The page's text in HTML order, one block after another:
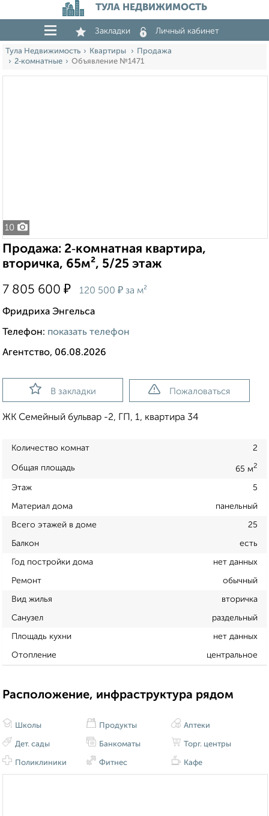
ТУЛА НЕДВИЖИМОСТЬ
Закладки Личный кабинет
Тула Недвижимость Квартиры
Продажа
2‑комнатные
Объявление №1471
10
Продажа: 2‑комнатная квартира,
вторичка, 65м², 5/25 этаж
7 805 600 ₽ 120 500 ₽ за м²
Фридриха Энгельса
Телефон: показать телефон
Агентство, 06.08.2026
В закладки Пожаловаться
ЖК Семейный бульвар -2, ГП, 1, квартира 34
Количество комнат 2
Общая площадь 65 м2
Этаж 5
Материал дома панельный
Всего этажей в доме 25
Балкон есть
Год постройки дома нет данных
Ремонт обычный
Вид жилья вторичка
Санузел раздельный
Площадь кухни нет данных
Отопление центральное
Расположение, инфраструктура рядом
Школы
Дет. сады
Поликлиники
Продукты
Банкоматы
Фитнес
Аптеки
Торг. центры
Кафе